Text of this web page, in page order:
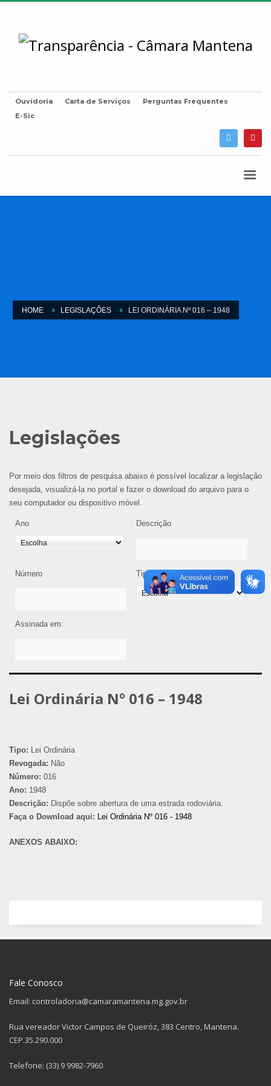
Ouvidoria Carta de Serviços
Perguntas Frequentes
E-Sic
HOME LEGISLAÇÕES LEI ORDINÁRIA Nº 016 – 1948
Legislações
Por meio dos filtros de pesquisa abaixo é possível localizar a legislação
desejada, visualizá-la no portal e fazer o download do arquivo para o
seu computador ou dispositivo móvel.
Ano Descrição
Número Tipo de Legislação
Assinada em:
Lei Ordinária Nº 016 – 1948
Tipo: Lei Ordinária
Revogada: Não
Número: 016
Ano: 1948
Descrição: Dispõe sobre abertura de uma estrada rodoviária.
Faça o Download aqui: Lei Ordinária Nº 016 - 1948
ANEXOS ABAIXO:
Fale Conosco
Email: controladoria@camaramantena.mg.gov.br
Rua vereador Victor Campos de Queiróz, 383 Centro, Mantena.
CEP.35.290.000
Telefone: (33) 9 9982-7960